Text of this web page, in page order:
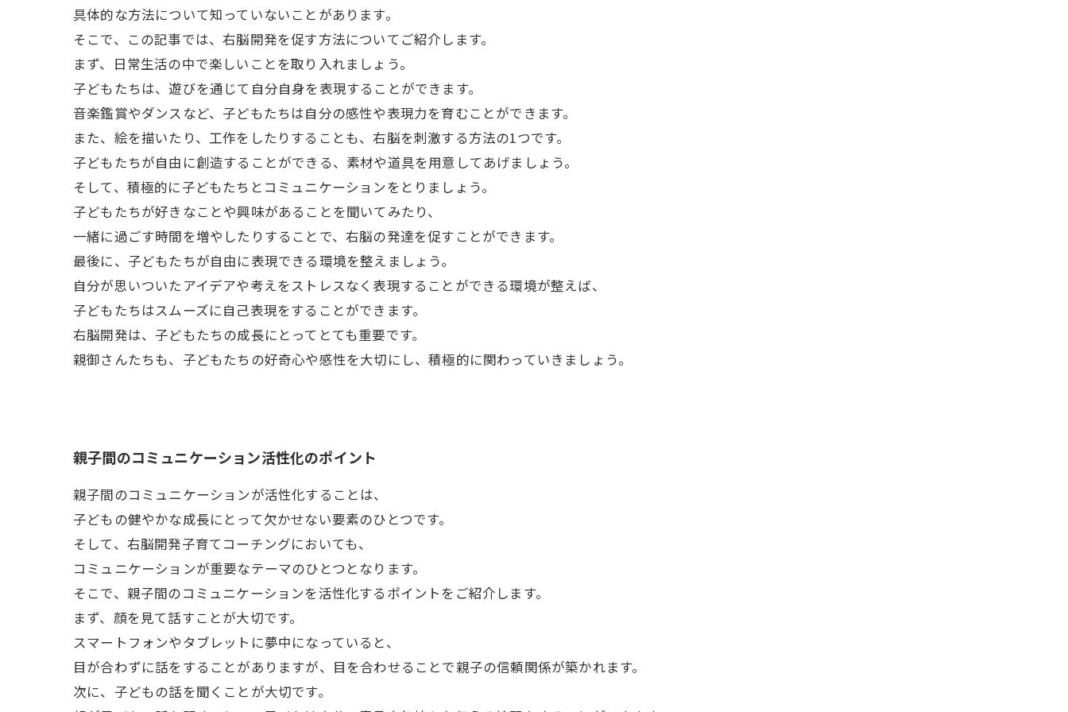
具体的な方法について知っていないことがあります。
そこで、この記事では、右脳開発を促す方法についてご紹介します。
まず、日常生活の中で楽しいことを取り入れましょう。
子どもたちは、遊びを通じて自分自身を表現することができます。
音楽鑑賞やダンスなど、子どもたちは自分の感性や表現力を育むことができます。
また、絵を描いたり、工作をしたりすることも、右脳を刺激する方法の1つです。
子どもたちが自由に創造することができる、素材や道具を用意してあげましょう。
そして、積極的に子どもたちとコミュニケーションをとりましょう。
子どもたちが好きなことや興味があることを聞いてみたり、
一緒に過ごす時間を増やしたりすることで、右脳の発達を促すことができます。
最後に、子どもたちが自由に表現できる環境を整えましょう。
自分が思いついたアイデアや考えをストレスなく表現することができる環境が整えば、
子どもたちはスムーズに自己表現をすることができます。
右脳開発は、子どもたちの成長にとってとても重要です。
親御さんたちも、子どもたちの好奇心や感性を大切にし、積極的に関わっていきましょう。
親子間のコミュニケーション活性化のポイント
親子間のコミュニケーションが活性化することは、
子どもの健やかな成長にとって欠かせない要素のひとつです。
そして、右脳開発子育てコーチングにおいても、
コミュニケーションが重要なテーマのひとつとなります。
そこで、親子間のコミュニケーションを活性化するポイントをご紹介します。
まず、顔を見て話すことが大切です。
スマートフォンやタブレットに夢中になっていると、
目が合わずに話をすることがありますが、目を合わせることで親子の信頼関係が築かれます。
次に、子どもの話を聞くことが大切です。